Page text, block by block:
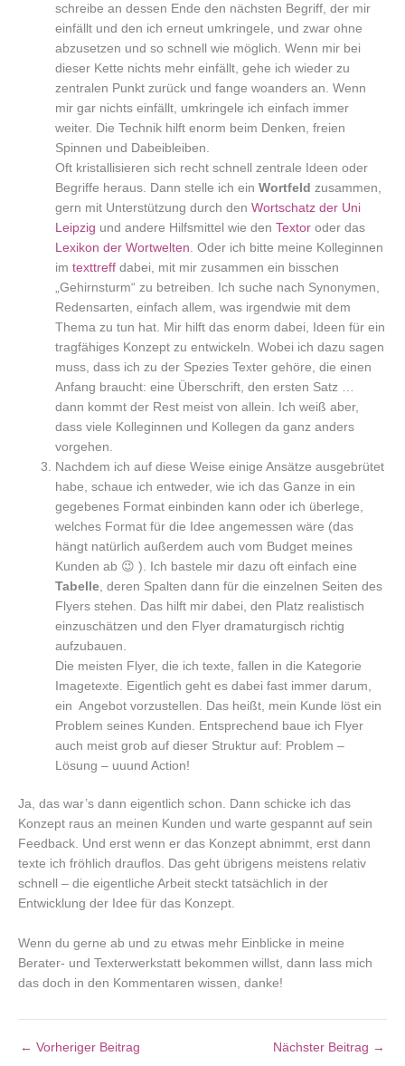
schreibe an dessen Ende den nächsten Begriff, der mir
einfällt und den ich erneut umkringele, und zwar ohne
abzusetzen und so schnell wie möglich. Wenn mir bei
dieser Kette nichts mehr einfällt, gehe ich wieder zu
zentralen Punkt zurück und fange woanders an. Wenn
mir gar nichts einfällt, umkringele ich einfach immer
weiter. Die Technik hilft enorm beim Denken, freien
Spinnen und Dabeibleiben.
Oft kristallisieren sich recht schnell zentrale Ideen oder
Begriffe heraus. Dann stelle ich einWortfeld zusammen,
gern mit Unterstützung durch denWortschatz der Uni
Leipzig und andere Hilfsmittel wie denTextor oder das
Lexikon der Wortwelten . Oder ich bitte meine Kolleginnen
imtexttreff dabei, mit mir zusammen ein bisschen
„Gehirnsturm“ zu betreiben. Ich suche nach Synonymen,
Redensarten, einfach allem, was irgendwie mit dem
Thema zu tun hat. Mir hilft das enorm dabei, Ideen für ein
tragfähiges Konzept zu entwickeln. Wobei ich dazu sagen
muss, dass ich zu der Spezies Texter gehöre, die einen
Anfang braucht: eine Überschrift, den ersten Satz …
dann kommt der Rest meist von allein. Ich weiß aber,
dass viele Kolleginnen und Kollegen da ganz anders
vorgehen.
Nachdem ich auf diese Weise einige Ansätze ausgebrütet
habe, schaue ich entweder, wie ich das Ganze in ein
gegebenes Format einbinden kann oder ich überlege,
welches Format für die Idee angemessen wäre (das
hängt natürlich außerdem auch vom Budget meines
Kunden ab 😉 ). Ich bastele mir dazu oft einfach eine
Tabelle , deren Spalten dann für die einzelnen Seiten des
Flyers stehen. Das hilft mir dabei, den Platz realistisch
einzuschätzen und den Flyer dramaturgisch richtig
aufzubauen.
Die meisten Flyer, die ich texte, fallen in die Kategorie
Imagetexte. Eigentlich geht es dabei fast immer darum,
ein Angebot vorzustellen. Das heißt, mein Kunde löst ein
Problem seines Kunden. Entsprechend baue ich Flyer
auch meist grob auf dieser Struktur auf: Problem –
Lösung – uuund Action!
Ja, das war’s dann eigentlich schon. Dann schicke ich das
Konzept raus an meinen Kunden und warte gespannt auf sein
Feedback. Und erst wenn er das Konzept abnimmt, erst dann
texte ich fröhlich drauflos. Das geht übrigens meistens relativ
schnell – die eigentliche Arbeit steckt tatsächlich in der
Entwicklung der Idee für das Konzept.
Wenn du gerne ab und zu etwas mehr Einblicke in meine
Berater- und Texterwerkstatt bekommen willst, dann lass mich
das doch in den Kommentaren wissen, danke!
← Vorheriger Beitrag Nächster Beitrag →